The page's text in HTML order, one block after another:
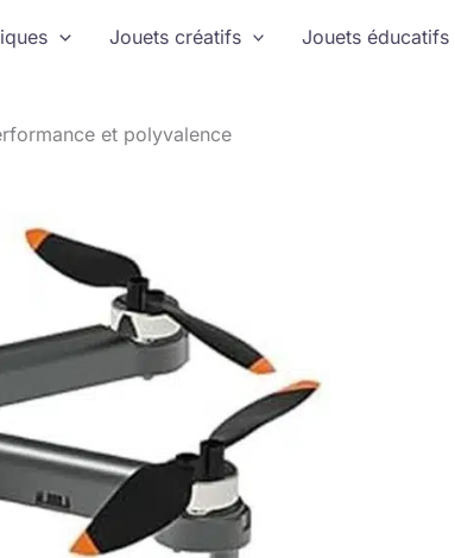
Jouets créatifs Jouets éducatifs
et polyvalence